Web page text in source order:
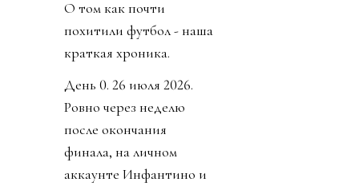
О том как почти
похитили футбол - наша
краткая хроника.
День 0. 26 июля 2026.
Ровно через неделю
после окончания
финала, на личном
аккаунте Инфантино и